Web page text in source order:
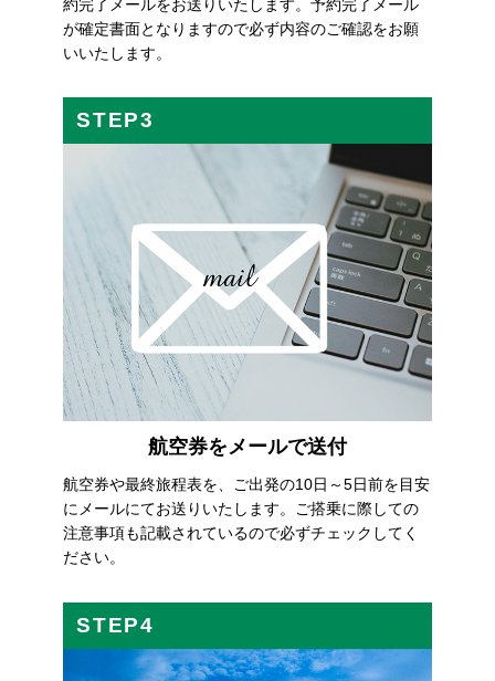
約完了メールをお送りいたします。予約完了メール
が確定書面となりますので必ず内容のご確認をお願
いいたします。
STEP3
航空券をメールで送付
航空券や最終旅程表を、ご出発の10日～5日前を目安
にメールにてお送りいたします。ご搭乗に際しての
注意事項も記載されているので必ずチェックしてく
ださい。
STEP4